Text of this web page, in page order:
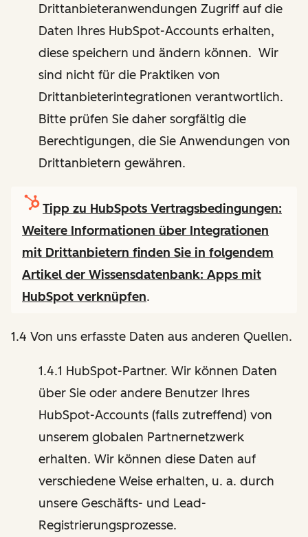
Drittanbieteranwendungen Zugriff auf die
Daten Ihres HubSpot-Accounts erhalten,
diese speichern und ändern können. Wir
sind nicht für die Praktiken von
Drittanbieterintegrationen verantwortlich.
Bitte prüfen Sie daher sorgfältig die
Berechtigungen, die Sie Anwendungen von
Drittanbietern gewähren.
Tipp zu HubSpots Vertragsbedingungen:
Weitere Informationen über Integrationen
mit Drittanbietern finden Sie in folgendem
Artikel der Wissensdatenbank: Apps mit
HubSpot verknüpfen.
1.4 Von uns erfasste Daten aus anderen Quellen.
1.4.1 HubSpot-Partner. Wir können Daten
über Sie oder andere Benutzer Ihres
HubSpot-Accounts (falls zutreffend) von
unserem globalen Partnernetzwerk
erhalten. Wir können diese Daten auf
verschiedene Weise erhalten, u. a. durch
unsere Geschäfts- und Lead-
Registrierungsprozesse.